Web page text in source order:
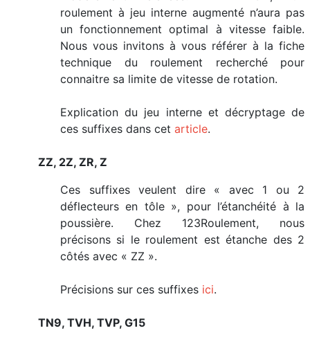
roulement à jeu interne augmenté n’aura pas
un fonctionnement optimal à vitesse faible.
Nous vous invitons à vous référer à la fiche
technique du roulement recherché pour
connaitre sa limite de vitesse de rotation.
Explication du jeu interne et décryptage de
ces suffixes dans cet article.
ZZ, 2Z, ZR, Z
Ces suffixes veulent dire « avec 1 ou 2
déflecteurs en tôle », pour l’étanchéité à la
poussière. Chez 123Roulement, nous
précisons si le roulement est étanche des 2
côtés avec « ZZ ».
Précisions sur ces suffixes ici.
TN9, TVH, TVP, G15